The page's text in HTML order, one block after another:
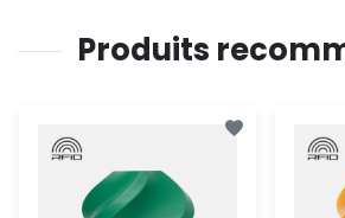
Produits